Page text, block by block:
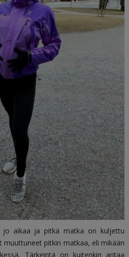
jo aikaa ja pitkä matka on kuljettu
muuttuneet pitkin matkaa, eli mikään
Tärkeintä on kuitenkin antaa